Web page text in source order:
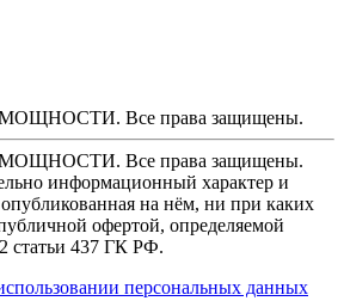
Все права защищены.
Все права защищены.
информационный характер и
на нём, ни при каких
офертой, определяемой
статьи 437 ГК РФ.
персональных данных